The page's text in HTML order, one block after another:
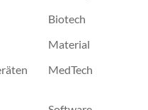
Biotech
Material
MedTech